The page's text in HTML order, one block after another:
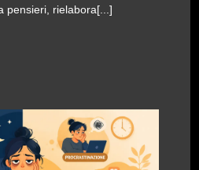
pensieri, rielabora[...]